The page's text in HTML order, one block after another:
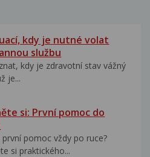
kdy je nutné volat
službu
kdy je zdravotní stav vážný
je...
si: První pomoc do
první pomoc vždy po ruce?
si praktického...